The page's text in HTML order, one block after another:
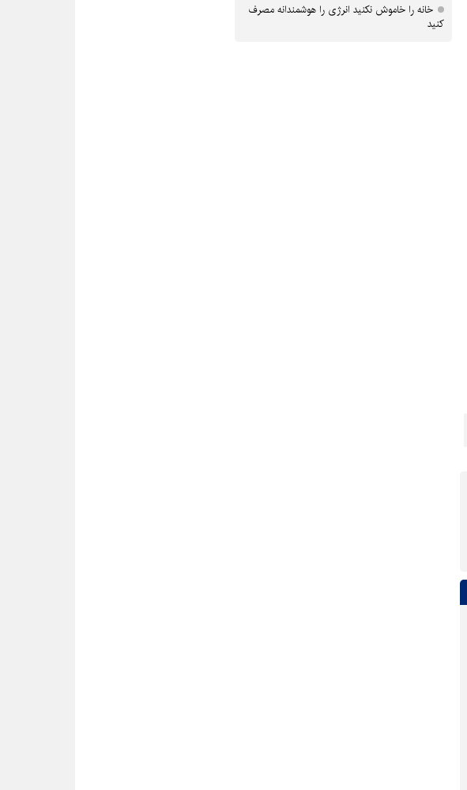
خانه را خاموش نکنید انرژی را هوشمندانه مصرف
کنید